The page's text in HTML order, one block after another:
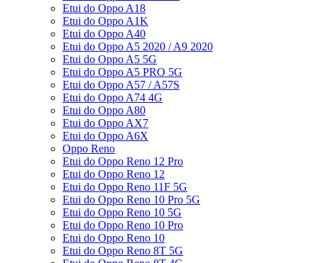
Etui do Oppo A18
Etui do Oppo A1K
Etui do Oppo A40
Etui do Oppo A5 2020 / A9 2020
Etui do Oppo A5 5G
Etui do Oppo A5 PRO 5G
Etui do Oppo A57 / A57S
Etui do Oppo A74 4G
Etui do Oppo A80
Etui do Oppo AX7
Etui do Oppo A6X
Oppo Reno
Etui do Oppo Reno 12 Pro
Etui do Oppo Reno 12
Etui do Oppo Reno 11F 5G
Etui do Oppo Reno 10 Pro 5G
Etui do Oppo Reno 10 5G
Etui do Oppo Reno 10 Pro
Etui do Oppo Reno 10
Etui do Oppo Reno 8T 5G